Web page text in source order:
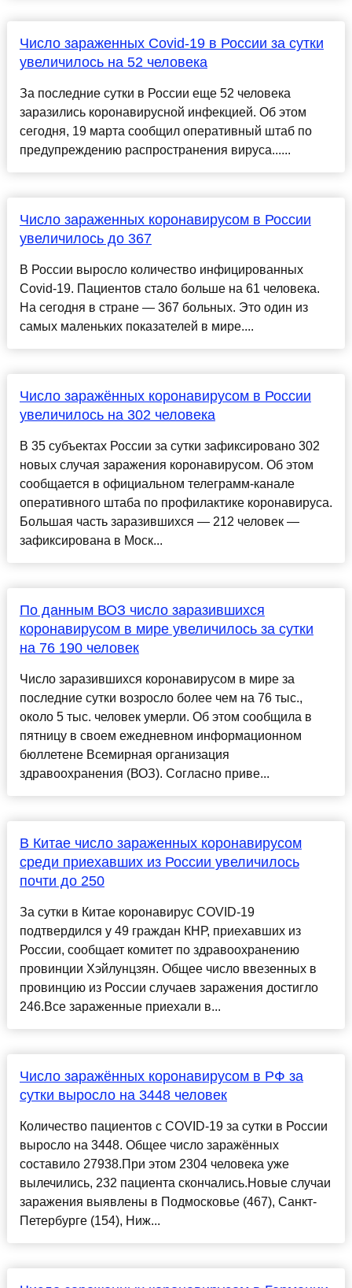
Число зараженных Covid-19 в России за сутки
увеличилось на 52 человека
За последние сутки в России еще 52 человека
заразились коронавирусной инфекцией. Об этом
сегодня, 19 марта сообщил оперативный штаб по
предупреждению распространения вируса......
Число зараженных коронавирусом в России
увеличилось до 367
В России выросло количество инфицированных
Covid-19. Пациентов стало больше на 61 человека.
На сегодня в стране — 367 больных. Это один из
самых маленьких показателей в мире....
Число заражённых коронавирусом в России
увеличилось на 302 человека
В 35 субъектах России за сутки зафиксировано 302
новых случая заражения коронавирусом. Об этом
сообщается в официальном телеграмм-канале
оперативного штаба по профилактике коронавируса.
Большая часть заразившихся — 212 человек —
зафиксирована в Моск...
По данным ВОЗ число заразившихся
коронавирусом в мире увеличилось за сутки
на 76 190 человек
Число заразившихся коронавирусом в мире за
последние сутки возросло более чем на 76 тыс.,
около 5 тыс. человек умерли. Об этом сообщила в
пятницу в своем ежедневном информационном
бюллетене Всемирная организация
здравоохранения (ВОЗ). Согласно приве...
В Китае число зараженных коронавирусом
среди приехавших из России увеличилось
почти до 250
За сутки в Китае коронавирус COVID-19
подтвердился у 49 граждан КНР, приехавших из
России, сообщает комитет по здравоохранению
провинции Хэйлунцзян. Общее число ввезенных в
провинцию из России случаев заражения достигло
246.Все зараженные приехали в...
Число заражённых коронавирусом в РФ за
сутки выросло на 3448 человек
Количество пациентов с COVID-19 за сутки в России
выросло на 3448. Общее число заражённых
составило 27938.При этом 2304 человека уже
вылечились, 232 пациента скончались.Новые случаи
заражения выявлены в Подмосковье (467), Санкт-
Петербурге (154), Ниж...